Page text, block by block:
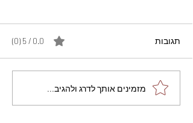
מתכון מנצח עוגת מייפל
שוקולד בחושה וקלה - זיוה
תגובות 0.0 / 5 ‏(0)
מזמינים אותך לדרג ולהגיב...